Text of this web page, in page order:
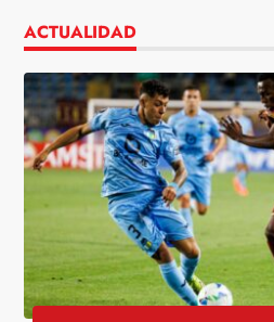
ACTUALIDAD